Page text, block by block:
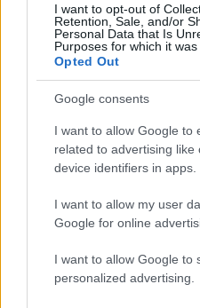
I want to opt-out of
Retention, Sale, and/or
Personal Data that Is
Purposes for which it was
Opted Out
Google consents
I want to allow Google to
related to advertising like
device identifiers in apps.
I want to allow my user
Google for online
I want to allow Google to
personalized advertising.
energiakrízis kezelésére
MAGYAR ÉPÍTŐK